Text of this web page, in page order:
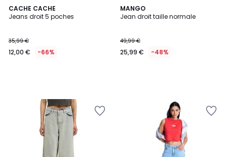
CACHE CACHE
Jeans droit 5 poches
35,99 €
12,00 € -66%
MANGO
Jean droit taille normale
49,99 €
25,99 € -48%